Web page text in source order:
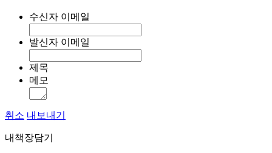
수신자 이메일
발신자 이메일
제목
메모
취소 내보내기
내책장담기